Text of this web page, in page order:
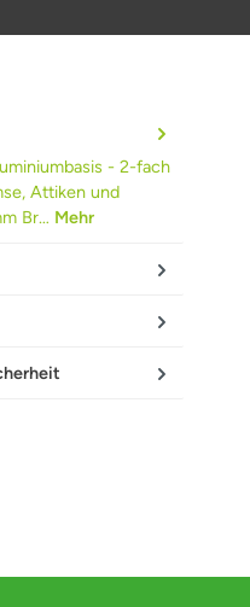
- 2-fach
Attiken und
Br… Mehr